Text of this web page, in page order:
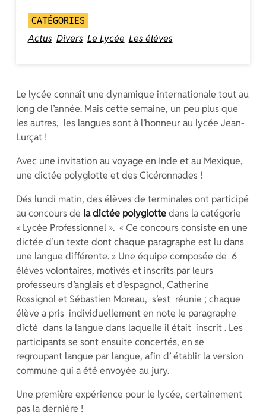
CATÉGORIES
Actus Divers Le Lycée Les élèves
Le lycée connaît une dynamique internationale tout au
long de l’année. Mais cette semaine, un peu plus que
les autres, les langues sont à l’honneur au lycée Jean-
Lurçat !
Avec une invitation au voyage en Inde et au Mexique,
une dictée polyglotte et des Cicéronnades !
Dés lundi matin, des élèves de terminales ont participé
au concours de la dictée polyglottedans la catégorie
« Lycée Professionnel ». « Ce concours consiste en une
dictée d’un texte dont chaque paragraphe est lu dans
une langue différente. » Une équipe composée de 6
élèves volontaires, motivés et inscrits par leurs
professeurs d’anglais et d’espagnol, Catherine
Rossignol et Sébastien Moreau, s’est réunie ; chaque
élève a pris individuellement en note le paragraphe
dicté dans la langue dans laquelle il était inscrit . Les
participants se sont ensuite concertés, en se
regroupant langue par langue, afin d’ établir la version
commune qui a été envoyée au jury.
Une première expérience pour le lycée, certainement
pas la dernière !